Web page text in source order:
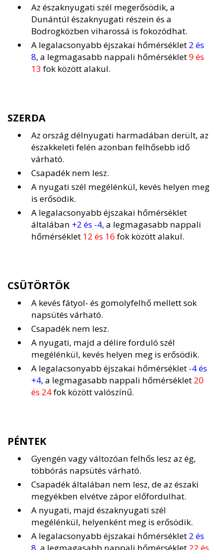
Az északnyugati szél megerősödik, a
Dunántúl északnyugati részein és a
Bodrogközben viharossá is fokozódhat.
A legalacsonyabb éjszakai hőmérséklet 2 és
8, a legmagasabb nappali hőmérséklet9 és
13 fok között alakul.
SZERDA
Az ország délnyugati harmadában derült, az
északkeleti felén azonban felhősebb idő
várható.
Csapadék nem lesz.
A nyugati szél megélénkül, kevés helyen meg
is erősödik.
A legalacsonyabb éjszakai hőmérséklet
általában +2 és -4, a legmagasabb nappali
hőmérséklet 12 és 16 fok között alakul.
CSÜTÖRTÖK
A kevés fátyol- és gomolyfelhő mellett sok
napsütés várható.
Csapadék nem lesz.
A nyugati, majd a délire forduló szél
megélénkül, kevés helyen meg is erősödik.
A legalacsonyabb éjszakai hőmérséklet -4 és
+4, a legmagasabb nappali hőmérséklet 20
és 24fok között valószínű.
PÉNTEK
Gyengén vagy változóan felhős lesz az ég,
többórás napsütés várható.
Csapadék általában nem lesz, de az északi
megyékben elvétve zápor előfordulhat.
A nyugati, majd északnyugati szél
megélénkül, helyenként meg is erősödik.
A legalacsonyabb éjszakai hőmérséklet 2 és